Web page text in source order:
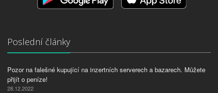
Poslední články
Pozor na falešné kupující na inzertních serverech a bazarech. Můžete
přijít o peníze!
28.12.2022